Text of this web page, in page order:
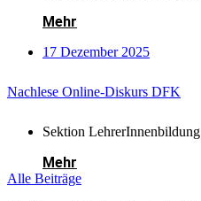
Mehr
17 Dezember 2025
Nachlese Online-Diskurs DFK
Sektion
Mehr
Alle Beiträge